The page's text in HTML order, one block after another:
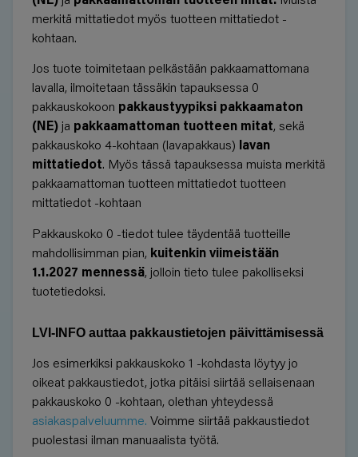
merkitä mittatiedot myös tuotteen mittatiedot -
kohtaan.
Jos tuote toimitetaan pelkästään pakkaamattomana
lavalla, ilmoitetaan tässäkin tapauksessa 0
pakkauskokoon pakkaustyypiksi pakkaamaton
(NE) ja pakkaamattoman tuotteen mitat, sekä
pakkauskoko 4-kohtaan (lavapakkaus) lavan
mittatiedot. Myös tässä tapauksessa muista merkitä
pakkaamattoman tuotteen mittatiedottuotteen
mittatiedot -kohtaan
Pakkauskoko 0 -tiedot tulee täydentää tuotteille
mahdollisimman pian, kuitenkin viimeistään
1.1.2027 mennessä, jolloin tieto tulee pakolliseksi
tuotetiedoksi.
LVI-INFO auttaa pakkaustietojen päivittämisessä
Jos esimerkiksi pakkauskoko 1 -kohdasta löytyy jo
oikeat pakkaustiedot, jotka pitäisi siirtää sellaisenaan
pakkauskoko 0 -kohtaan, olethan yhteydessä
asiakaspalveluumme. Voimme siirtää pakkaustiedot
puolestasi ilman manuaalista työtä.